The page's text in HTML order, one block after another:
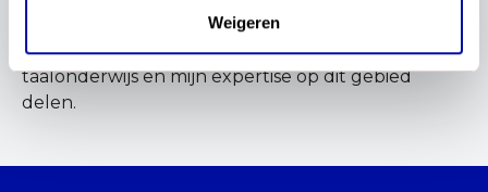
Weigeren
Als lid van de vakvernieuwingscommissie wil ik
graag bijdragen aan de ontwikkeling van
taalonderwijs en mijn expertise op dit gebied
delen.